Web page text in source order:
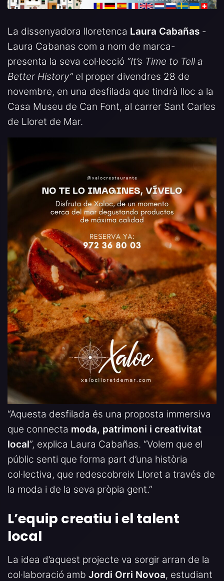
La dissenyadora lloretenca Laura Cabañas -
Laura Cabanas com a nom de marca-
presenta la seva col·lecció “It’s Time to Tell a
Better History”el proper divendres 28 de
novembre, en una desfilada que tindrà lloc a la
Casa Museu de Can Font, al carrer Sant Carles
de Lloret de Mar.
“Aquesta desfilada és una proposta immersiva
que connecta moda, patrimoni i creativitat
local”, explica Laura Cabañas. “Volem que el
públic senti que forma part d’una història
col·lectiva, que redescobreix Lloret a través de
la moda i de la seva pròpia gent.”
L’equip creatiu i el talent
local
La idea d’aquest projecte va sorgir arran de la
col·laboració amb Jordi Orri Novoa, estudiant